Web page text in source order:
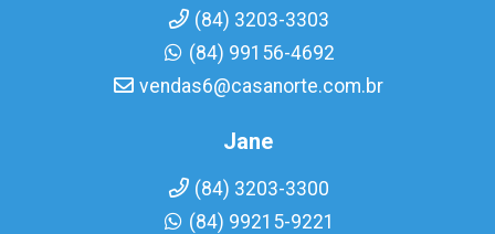
(84) 3203-3303
(84) 99156-4692
vendas6@casanorte.com.br
Jane
(84) 3203-3300
(84) 99215-9221